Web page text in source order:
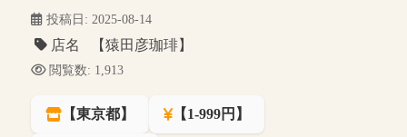
投稿日: 2025-08-14
店名 【猿田彦珈琲】
閲覧数: 1,913
【東京都】 【1-999円】